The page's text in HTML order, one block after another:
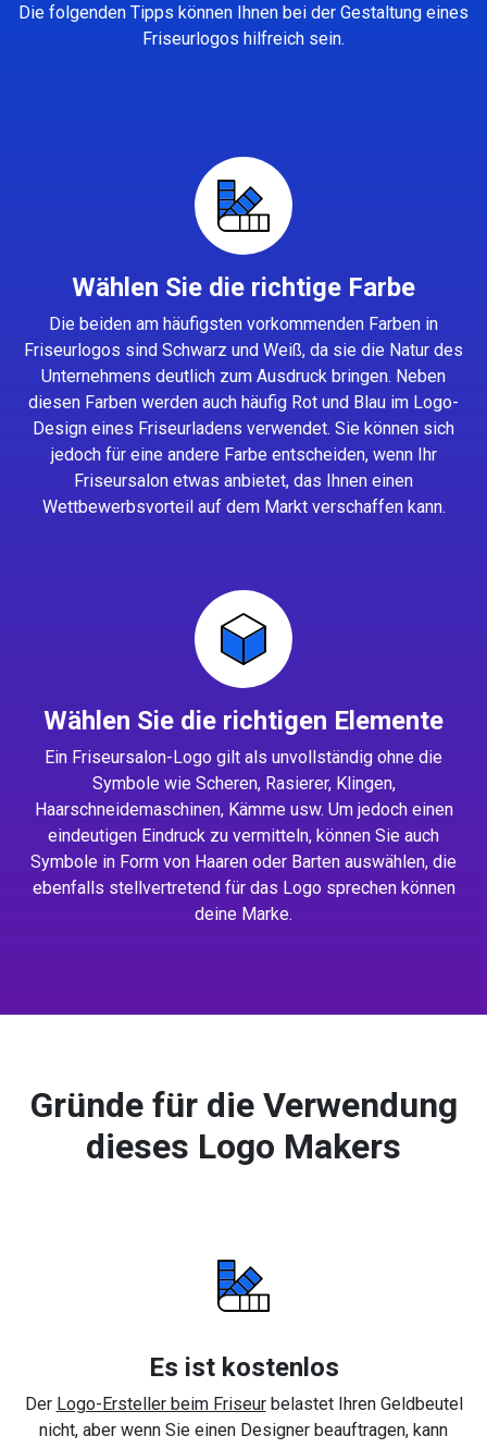
Die folgenden Tipps können Ihnen bei der Gestaltung eines
Friseurlogos hilfreich sein.
Wählen Sie die richtige Farbe
Die beiden am häufigsten vorkommenden Farben in
Friseurlogos sind Schwarz und Weiß, da sie die Natur des
Unternehmens deutlich zum Ausdruck bringen. Neben
diesen Farben werden auch häufig Rot und Blau im Logo-
Design eines Friseurladens verwendet. Sie können sich
jedoch für eine andere Farbe entscheiden, wenn Ihr
Friseursalon etwas anbietet, das Ihnen einen
Wettbewerbsvorteil auf dem Markt verschaffen kann.
Wählen Sie die richtigen Elemente
Ein Friseursalon-Logo gilt als unvollständig ohne die
Symbole wie Scheren, Rasierer, Klingen,
Haarschneidemaschinen, Kämme usw. Um jedoch einen
eindeutigen Eindruck zu vermitteln, können Sie auch
Symbole in Form von Haaren oder Barten auswählen, die
ebenfalls stellvertretend für das Logo sprechen können
deine Marke.
Gründe für die Verwendung
dieses Logo Makers
Es ist kostenlos
Der Logo-Ersteller beim Friseurbelastet Ihren Geldbeutel
nicht, aber wenn Sie einen Designer beauftragen, kann